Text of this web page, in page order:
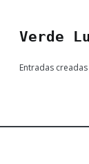
Verde
Entradas creadas